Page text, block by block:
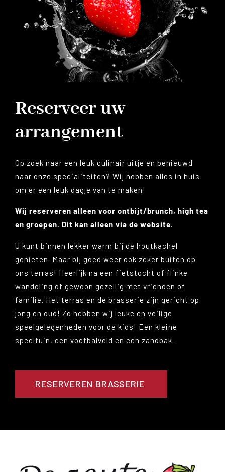
Reserveer uw
arrangement
Op zoek naar een leuk culinair uitje en benieuwd
naar onze specialiteiten? Wij hebben alles in huis
om er een leuk dagje van te maken!
Wij reserveren alleen voor ontbijt/brunch, high tea
en groepen. Dit kan alleen via de website.
U kunt binnen lekker warm bij de houtkachel
genieten. Maar bij goed weer ook zeker buiten op
ons terras! Heerlijk na een fietstocht of flinke
wandeling of gewoon gezellig met vrienden of
familie. Het terras en de brasserie zijn gericht op
jong en oud! Zo hebben wij leuke en veilige
speelgelegenheden voor de kids! Een kleine
speeltuin, een voetbalveld en een zandbak.
RESERVEREN BRASSERIE